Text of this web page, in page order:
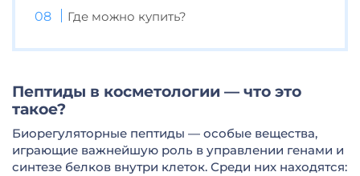
Где можно купить?
Пептиды в косметологии — что это
такое?
Биорегуляторные пептиды — особые вещества,
играющие важнейшую роль в управлении генами и
синтезе белков внутри клеток. Среди них находятся: